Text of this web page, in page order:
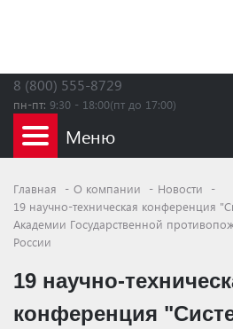
8 (800) 555-8729
пн-пт: 9:30 - 18:00(пт до 17:00)
Главная О компании
Новости
19 научно-техническая конференция
Академии Государственной
России
19 научно-
конференция